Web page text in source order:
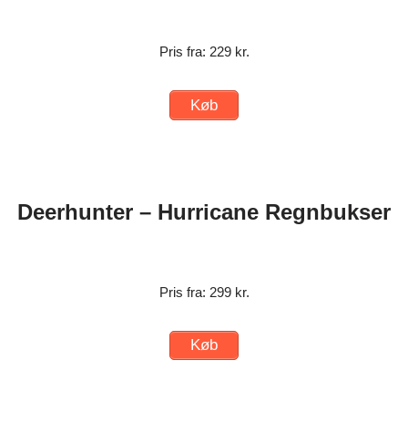
Pris fra: 229 kr.
Køb
Deerhunter – Hurricane Regnbukser
Pris fra: 299 kr.
Køb